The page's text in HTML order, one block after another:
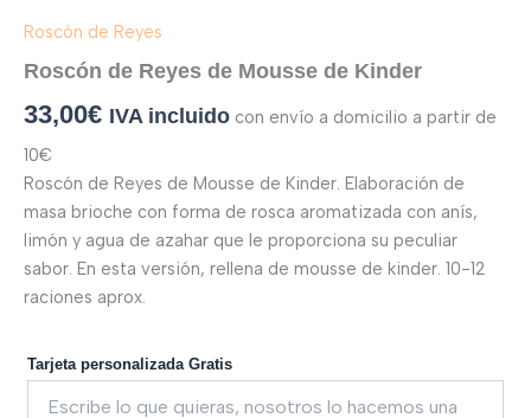
Roscón de Reyes
Roscón de Reyes de Mousse de Kinder
33,00€ IVA incluido con envío a domicilio a partir de
10€
Roscón de Reyes de Mousse de Kinder. Elaboración de
masa brioche con forma de rosca aromatizada con anís,
limón y agua de azahar que le proporciona su peculiar
sabor. En esta versión, rellena de mousse de kinder. 10-12
raciones aprox.
Tarjeta personalizada Gratis